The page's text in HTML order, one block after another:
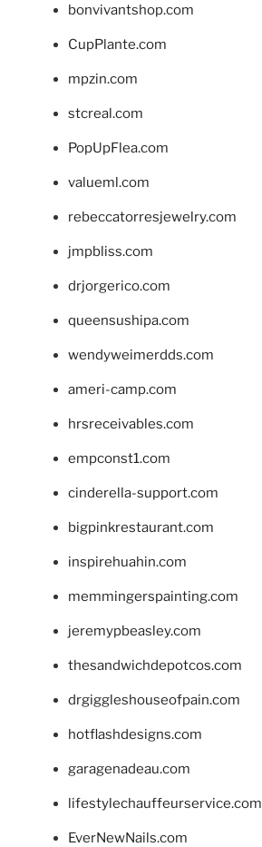
bonvivantshop.com
CupPlante.com
mpzin.com
stcreal.com
PopUpFlea.com
valueml.com
rebeccatorresjewelry.com
jmpbliss.com
drjorgerico.com
queensushipa.com
wendyweimerdds.com
ameri-camp.com
hrsreceivables.com
empconst1.com
cinderella-support.com
bigpinkrestaurant.com
inspirehuahin.com
memmingerspainting.com
jeremypbeasley.com
thesandwichdepotcos.com
drgiggleshouseofpain.com
hotflashdesigns.com
garagenadeau.com
lifestylechauffeurservice.com
EverNewNails.com